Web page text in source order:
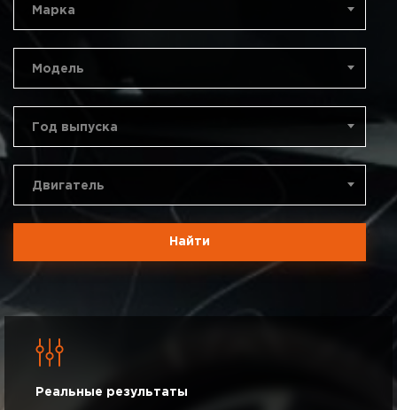
Марка
Модель
Год выпуска
Двигатель
Найти
Реальные результаты